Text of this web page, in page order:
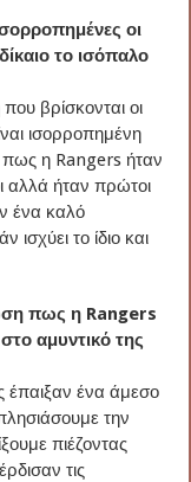
οι
το ισόπαλο
βρίσκονται οι
ισορροπημένη
η Rangers ήταν
αλλά ήταν πρώτοι
ένα καλό
το ίδιο και
πως η Rangers
αμυντικό της
ένα άμεσο
την
πιέζοντας
τις